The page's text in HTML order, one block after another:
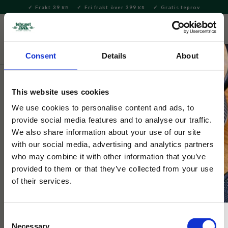
Consent Details About
This website uses cookies
We use cookies to personalise content and ads, to
provide social media features and to analyse our traffic.
We also share information about your use of our site
with our social media, advertising and analytics partners
who may combine it with other information that you’ve
provided to them or that they’ve collected from your use
of their services.
Necessary
Meny
Frakt 39 KR Fri frakt över 399 KR Gratis teprov
Hem & Inredningsdetaljer
Magnet Hemulen
Kylskåpsmagnet med Hemulen från Mumindalen